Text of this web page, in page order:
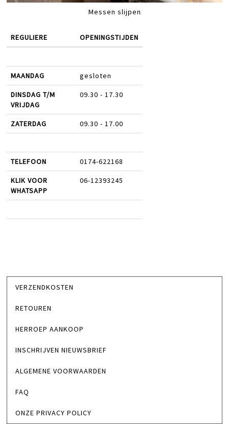
Messen slijpen
REGULIERE OPENINGSTIJDEN
MAANDAG gesloten
DINSDAG T/M
VRIJDAG
09.30 - 17.30
ZATERDAG 09.30 - 17.00
TELEFOON 0174-622168
KLIK VOOR
WHATSAPP
06-12393245
VERZENDKOSTEN
RETOUREN
HERROEP AANKOOP
INSCHRIJVEN NIEUWSBRIEF
ALGEMENE VOORWAARDEN
FAQ
ONZE PRIVACY POLICY